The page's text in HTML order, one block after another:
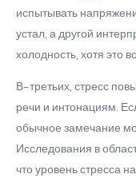
испытывать
устал, а другой
холодность, хотя это
В-третьих, стресс
речи и интонациям.
обычное замечание
Исследования в
что уровень стресса